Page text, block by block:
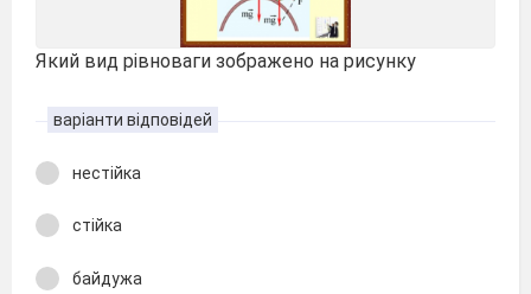
Який вид рівноваги зображено на рисунку
варіанти відповідей
нестійка
стійка
байдужа